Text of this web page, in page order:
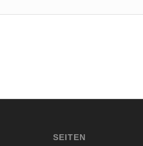
SEITEN